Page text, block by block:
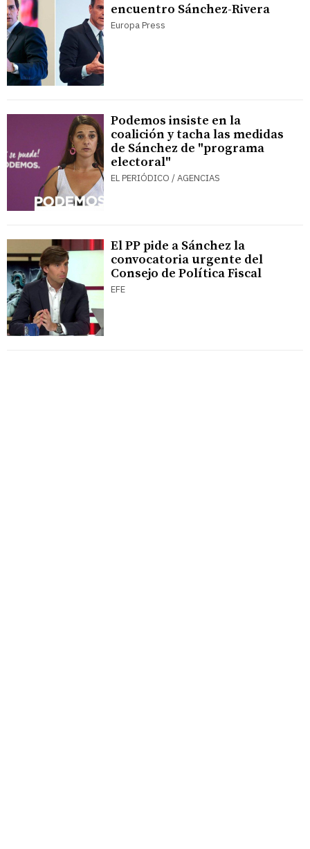
encuentro Sánchez-Rivera
Europa Press
Podemos insiste en la
coalición y tacha las medidas
de Sánchez de "programa
electoral"
EL PERIÓDICO / AGENCIAS
El PP pide a Sánchez la
convocatoria urgente del
Consejo de Política Fiscal
EFE